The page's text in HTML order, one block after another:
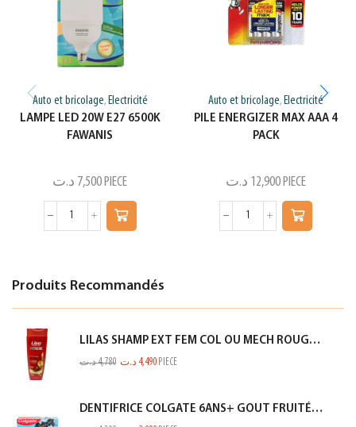
Auto et bricolage, Electricité
LAMPE LED 20W E27 6500K
FAWANIS
7,500 د.ت PIECE
Auto et bricolage, Electricité
PILE ENERGIZER MAX AAA 4
PACK
12,900 د.ت PIECE
Produits Recommandés
LILAS SHAMP EXT FEM COL OU MECH ROUGE 350ML
4,780د.ت 4,490 د.ت PIECE
DENTIFRICE COLGATE 6ANS+ GOUT FRUITÉ DOUX BATMAN 50ML